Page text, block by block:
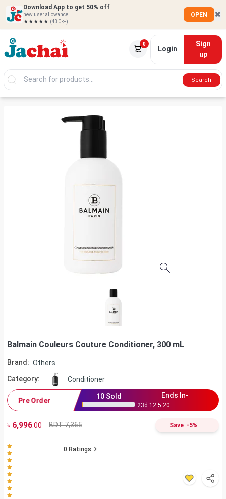
Download App to get 50% off
new user allowance
★★★★★ (430k+)
OPEN ✖
0
Login
Sign
up
Search
Balmain Couleurs Couture Conditioner, 300 mL
Brand: Others
Category:
Conditioner
Pre Order 10Sold Ends In-
23d:12:5:19
৳ 6,996.00 BDT 7,365 Save -5%
0 Ratings